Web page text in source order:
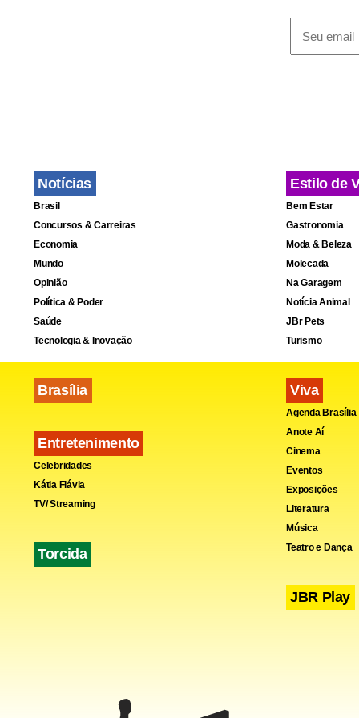
Notícias
Brasil
Concursos & Carreiras
Economia
Mundo
Opinião
Política & Poder
Saúde
Tecnologia & Inovação
Brasília
Entretenimento
Celebridades
Kátia Flávia
TV/ Streaming
Torcida
Estilo de
Bem Estar
Gastronomia
Moda & Beleza
Molecada
Na Garagem
Notícia Animal
JBr Pets
Turismo
Viva
Agenda Brasília
Anote Aí
Cinema
Eventos
Exposições
Literatura
Música
Teatro e Dança
JBR Play